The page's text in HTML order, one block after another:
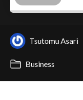
Tsutomu Asari
Business